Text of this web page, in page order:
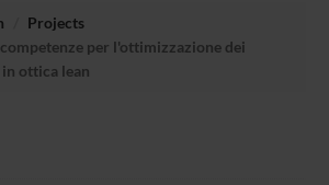
Projects
per l'ottimizzazione dei
ottica lean